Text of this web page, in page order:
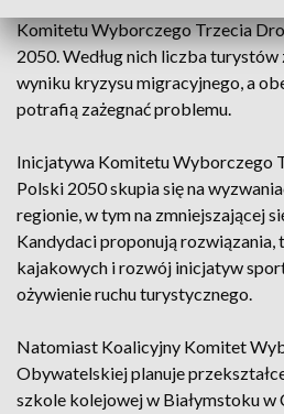
Komitetu Wyborczego Trzecia
2050. Według nich liczba turystów
wyniku kryzysu migracyjnego, a
potrafią zażegnać problemu.
Inicjatywa Komitetu Wyborczego
Polski 2050 skupia się na
regionie, w tym na zmniejszającej
Kandydaci proponują
kajakowych i rozwój inicjatyw
ożywienie ruchu turystycznego.
Natomiast Koalicyjny Komitet
Obywatelskiej planuje
szkole kolejowej w Białymstoku